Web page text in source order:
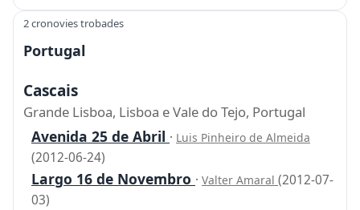
2 cronovies trobades
Portugal
Cascais
Grande Lisboa, Lisboa e Vale do Tejo, Portugal
Avenida 25 de Abril · Luis Pinheiro de Almeida
(2012-06-24)
Largo 16 de Novembro · Valter Amaral (2012-07-
03)